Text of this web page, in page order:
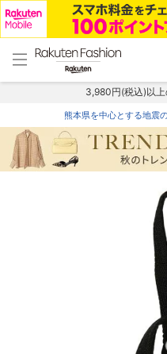
menu home
トップ
3,980円(税込)以上
熊本県を中心とする地震